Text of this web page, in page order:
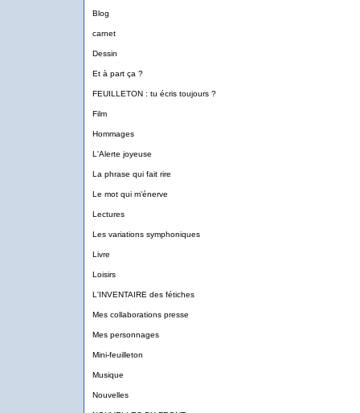
Blog
carnet
Dessin
Et à part ça ?
FEUILLETON : tu écris toujours ?
Film
Hommages
L'Alerte joyeuse
La phrase qui fait rire
Le mot qui m'énerve
Lectures
Les variations symphoniques
Livre
Loisirs
L'INVENTAIRE des fétiches
Mes collaborations presse
Mes personnages
Mini-feuilleton
Musique
Nouvelles